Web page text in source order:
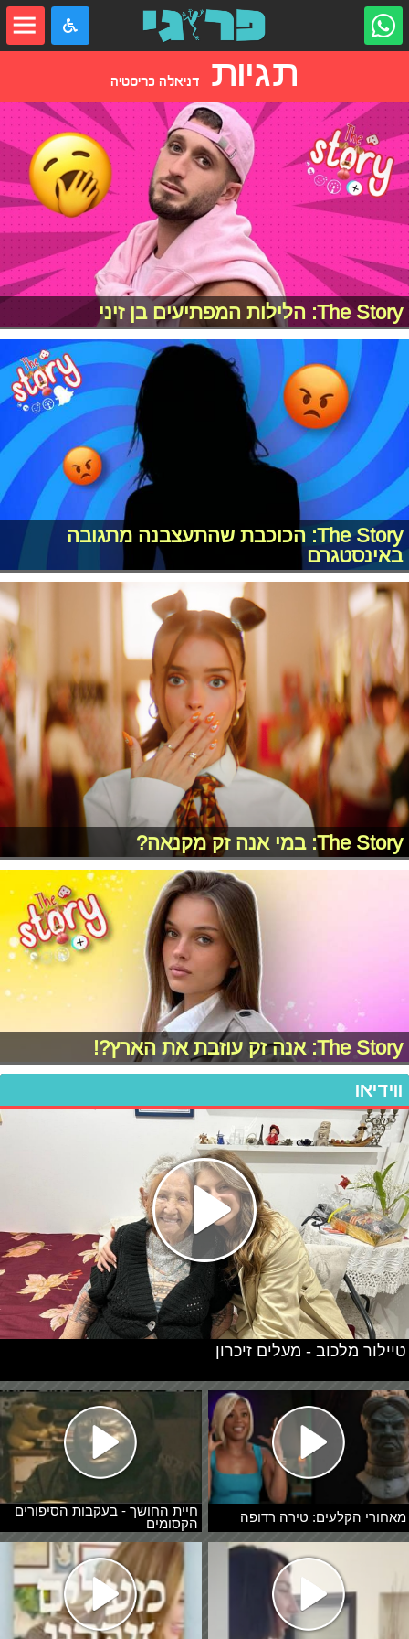
תגיות דניאלה כריסטיה
The Story: הלילות המפתיעים בן זיני
The Story: הכוכבת שהתעצבנה מתגובה
באינסטגרם
The Story: במי אנה זק מקנאה?
The Story: אנה זק עוזבת את הארץ?!
ווידיאו
מאחורי הקלעים: טירה רדופה
חיית החושך - בעקבות הסיפורים
הקסומים
טיילור מלכוב - מעלים זיכרון